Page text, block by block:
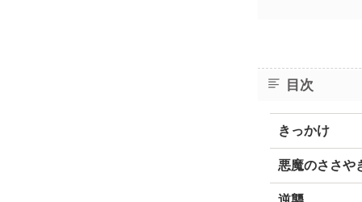
目次
きっかけ
悪魔のささや